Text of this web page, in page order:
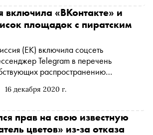
сетей Facebook и Instagram
России*)суда. Музыканта
тысяч рублей за нарушение
еще 6,5 тысячи в качестве
16 декабря 2020 г.
включила «ВКонтакте» и
площадок с пиратским
(ЕК) включила соцсеть
Telegram в перечень
распространению
и пиратством»,
прав на свою известную
цветов» из-за отказа